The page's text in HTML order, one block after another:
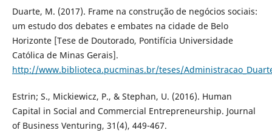
Duarte, M. (2017). Frame na construção de negócios sociais:
um estudo dos debates e embates na cidade de Belo
Horizonte [Tese de Doutorado, Pontifícia Universidade
Católica de Minas Gerais].
http://www.biblioteca.pucminas.br/teses/
Estrin; S., Mickiewicz, P., & Stephan, U. (2016). Human
Capital in Social and Commercial Entrepreneurship. Journal
of Business Venturing, 31(4), 449-467.